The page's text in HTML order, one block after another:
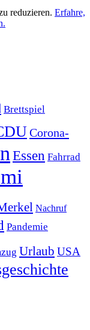
reduzieren. Erfahre,
Brettspiel
Corona-
Essen Fahrrad
Nachruf
Pandemie
Urlaub USA